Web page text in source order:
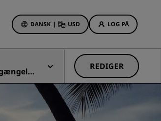
bookinger
DANSK | USD LOG PÅ
Hoteltilbud
Se vores tilbud
Få bonuspoint som nyt medlem
REDIGER